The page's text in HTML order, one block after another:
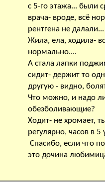
с 5-го этажа... были
врача- вроде, всё
рентгена не далали...
Жила, ела, ходила-
нормально....
А стала лапки
сидит- держит то
другую - видно,
Что можно, и надо
обезболивающие?
Ходит- не хромает,
регулярно, часов в 5
Спасибо, если что
это дочина